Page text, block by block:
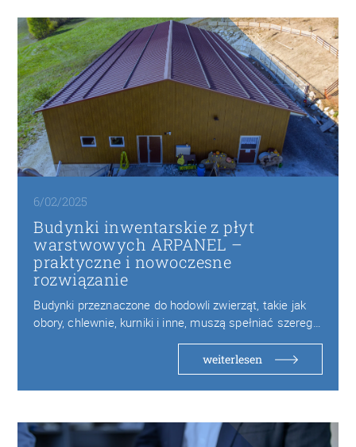
6/02/2025
Budynki inwentarskie z płyt
warstwowych ARPANEL –
praktyczne i nowoczesne
rozwiązanie
Budynki przeznaczone do hodowli zwierząt, takie jak
obory, chlewnie, kurniki i inne, muszą spełniać szereg…
weiterlesen